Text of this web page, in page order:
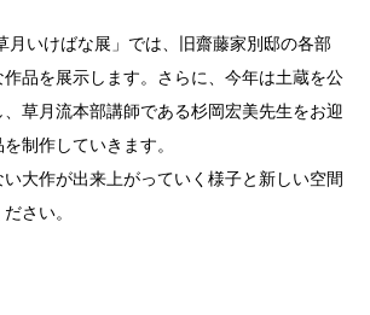
月いけばな展」では、旧齋藤家別邸の各部
品を展示します。さらに、今年は土蔵を公
草月流本部講師である杉岡宏美先生をお迎
制作していきます。
大作が出来上がっていく様子と新しい空間
さい。